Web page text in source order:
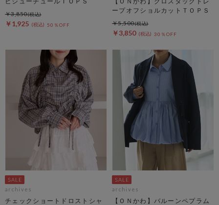
￥1,925 50％OFF
￥3,850
ープオフショルカットＴＯＰＳ
￥3,850 30％OFF
￥5,500
archives
チェックショートドロストシャ
archives
【ＯＮかわ】バルーンペプラム